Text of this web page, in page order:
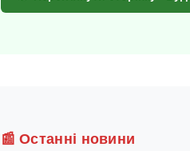
📰 Останні новини